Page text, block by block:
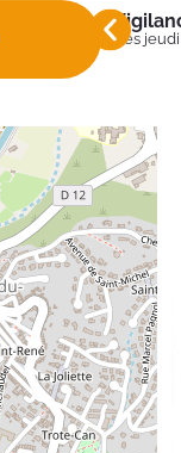
Dès